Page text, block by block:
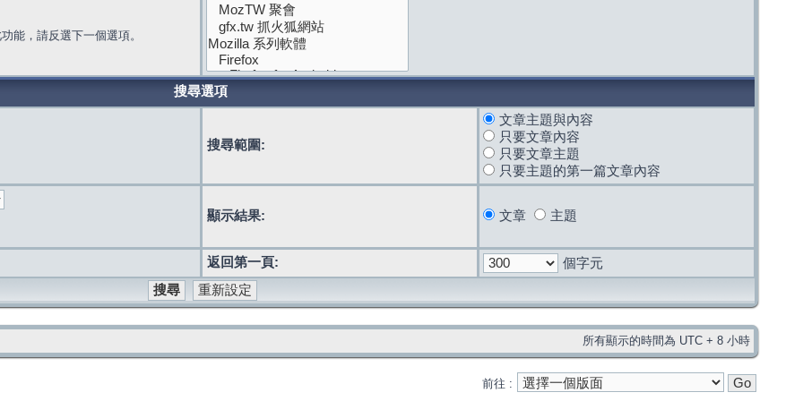
能，請反選下一個選項。
搜尋選項
搜尋範圍:
文章主題與內容
只要文章內容
只要文章主題
只要主題的第一篇文章內容
顯示結果: 文章 主題
返回第一頁: 個字元
所有顯示的時間為 UTC + 8 小時
前往 :